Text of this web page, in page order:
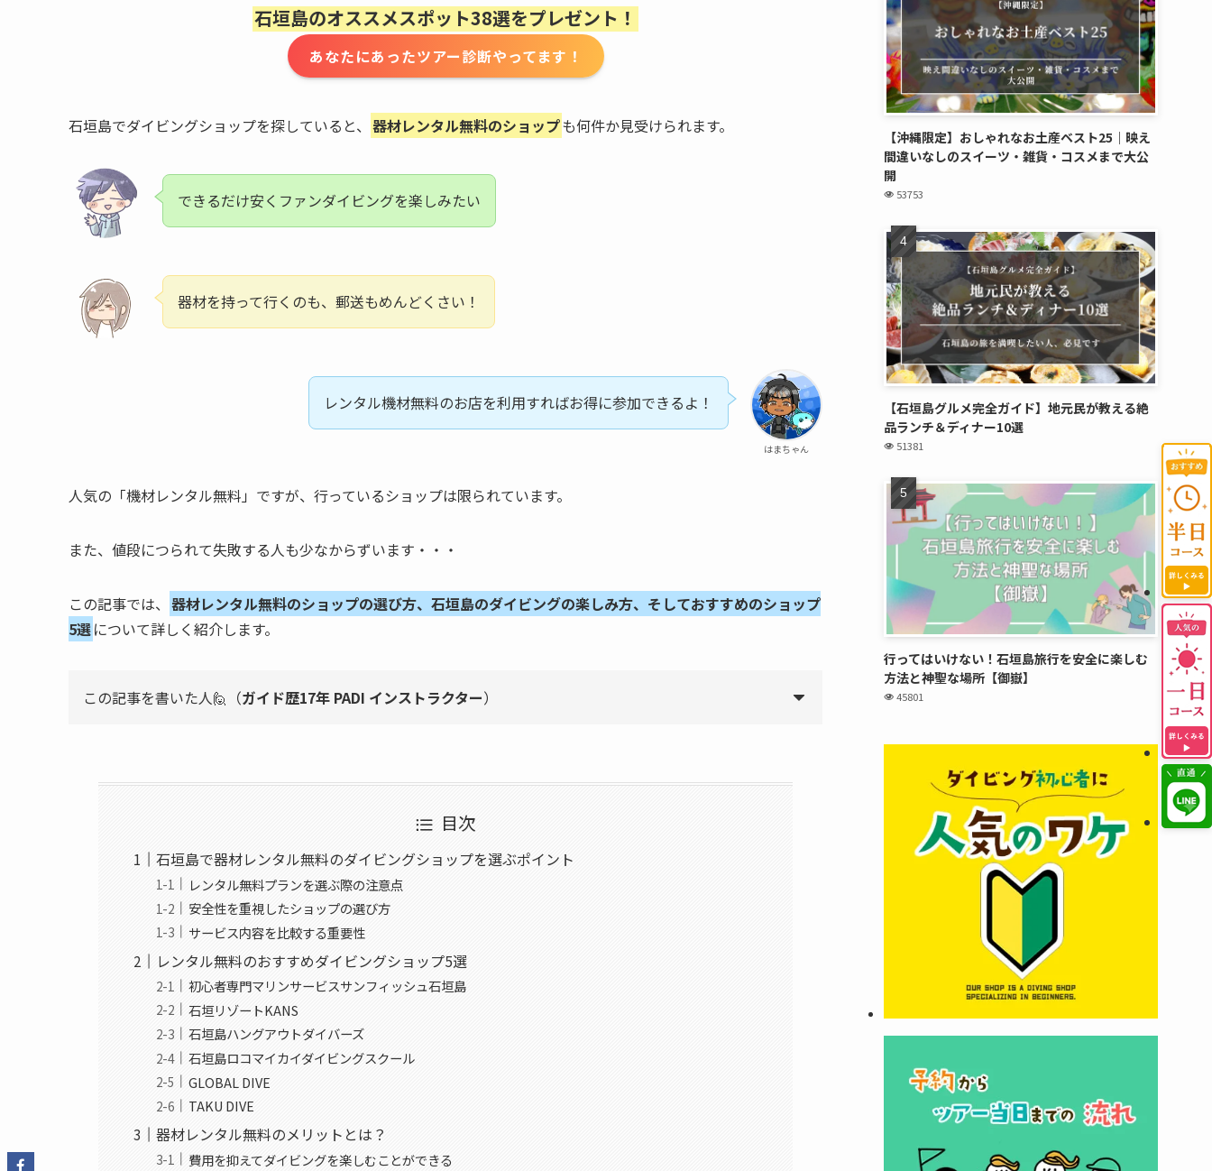
石垣島のオススメスポット38選をプレゼント！
あなたにあったツアー診断やってます！
石垣島でダイビングショップを探していると、 器材レンタル無料のショップも何件か見受けられます。
できるだけ安くファンダイビングを楽しみたい
器材を持って行くのも、郵送もめんどくさい！
はまちゃん
レンタル機材無料のお店を利用すればお得に参加できるよ！
人気の「機材レンタル無料」ですが、行っているショップは限られています。
また、値段につられて失敗する人も少なからずいます・・・
この記事では、 器材レンタル無料のショップの選び方、石垣島のダイビングの楽しみ方、そしておすすめのショップ
5選について詳しく紹介します。
この記事を書いた人🙋（ガイド歴17年 PADI インストラクター）
目次
石垣島で器材レンタル無料のダイビングショップを選ぶポイント
レンタル無料プランを選ぶ際の注意点
安全性を重視したショップの選び方
サービス内容を比較する重要性
レンタル無料のおすすめダイビングショップ5選
初心者専門マリンサービスサンフィッシュ石垣島
石垣リゾートKANS
石垣島ハングアウトダイバーズ
石垣島ロコマイカイダイビングスクール
GLOBAL DIVE
TAKU DIVE
器材レンタル無料のメリットとは？
費用を抑えてダイビングを楽しむことができる
【沖縄限定】おしゃれなお土産ベスト25｜映え
間違いなしのスイーツ・雑貨・コスメまで大公
開
53753
【石垣島グルメ完全ガイド】地元民が教える絶
品ランチ＆ディナー10選
51381
行ってはいけない！石垣島旅行を安全に楽しむ
方法と神聖な場所【御嶽】
45801